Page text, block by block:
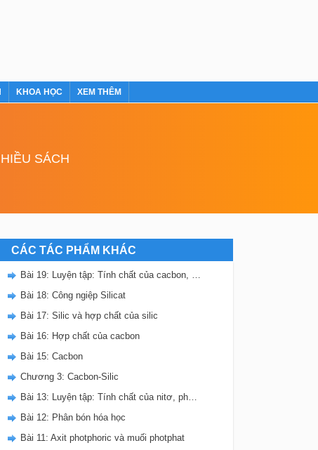
KHOA HỌC XEM THÊM
SÁCH
CÁC TÁC PHẨM KHÁC
Bài 19: Luyện tập: Tính chất của cacbon, silic và các hợp chất của chúng
Bài 18: Công ngiệp Silicat
Bài 17: Silic và hợp chất của silic
Bài 16: Hợp chất của cacbon
Bài 15: Cacbon
Chương 3: Cacbon-Silic
Bài 13: Luyện tập: Tính chất của nitơ, photpho và các hợp chất của chúng
Bài 12: Phân bón hóa học
Bài 11: Axit photphoric và muối photphat